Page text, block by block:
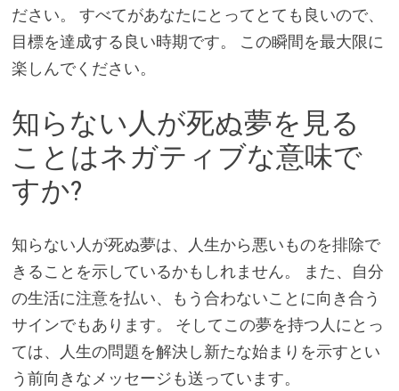
ださい。 すべてがあなたにとってとても良いので、
目標を達成する良い時期です。 この瞬間を最大限に
楽しんでください。
知らない人が死ぬ夢を見る
ことはネガティブな意味で
すか?
知らない人が死ぬ夢は、人生から悪いものを排除で
きることを示しているかもしれません。 また、自分
の生活に注意を払い、もう合わないことに向き合う
サインでもあります。 そしてこの夢を持つ人にとっ
ては、人生の問題を解決し新たな始まりを示すとい
う前向きなメッセージも送っています。